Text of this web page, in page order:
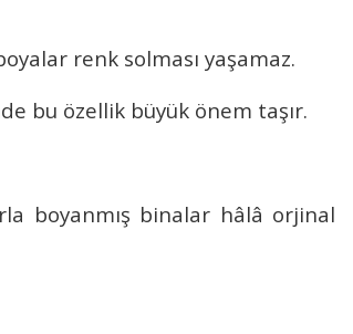
renk solması yaşamaz.
bu özellik büyük önem taşır.
boyanmış binalar hâlâ orjinal